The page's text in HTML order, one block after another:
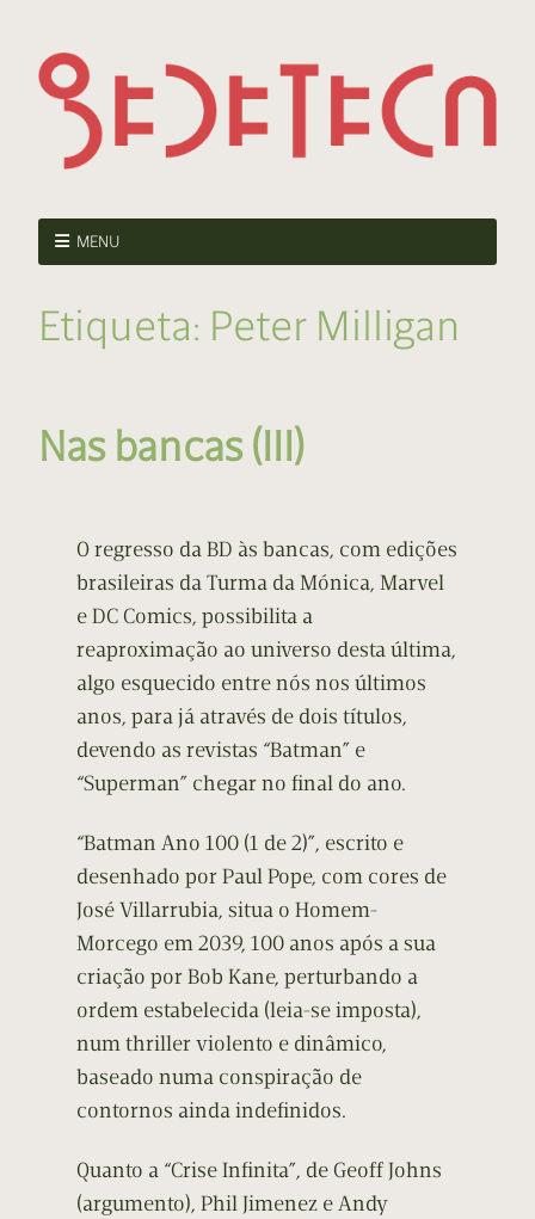
MENU
Etiqueta: Peter Milligan
Nas bancas (III)
O regresso da BD às bancas, com edições
brasileiras da Turma da Mónica, Marvel
e DC Comics, possibilita a
reaproximação ao universo desta última,
algo esquecido entre nós nos últimos
anos, para já através de dois títulos,
devendo as revistas “Batman” e
“Superman” chegar no final do ano.
“Batman Ano 100 (1 de 2)”, escrito e
desenhado por Paul Pope, com cores de
José Villarrubia, situa o Homem-
Morcego em 2039, 100 anos após a sua
criação por Bob Kane, perturbando a
ordem estabelecida (leia-se imposta),
num thriller violento e dinâmico,
baseado numa conspiração de
contornos ainda indefinidos.
Quanto a “Crise Infinita”, de Geoff Johns
(argumento), Phil Jimenez e Andy